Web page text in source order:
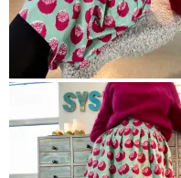
Jeg elsker å gå i skjørt
hele året rundt.